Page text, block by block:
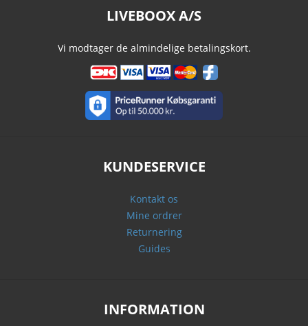
LIVEBOOX A/S
Vi modtager de almindelige betalingskort.
KUNDESERVICE
Kontakt os
Mine ordrer
Returnering
Guides
INFORMATION